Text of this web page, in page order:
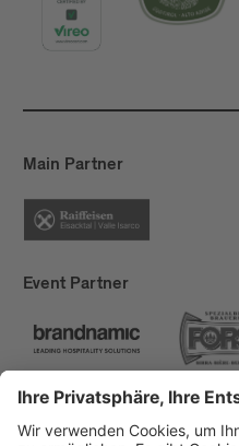
Main Partner
Event Partner